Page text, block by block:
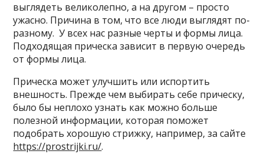
выглядеть великолепно, а на другом – просто
ужасно. Причина в том, что все люди выглядят по-
разному. У всех нас разные черты и формы лица.
Подходящая прическа зависит в первую очередь
от формы лица.
Прическа может улучшить или испортить
внешность. Прежде чем выбирать себе прическу,
было бы неплохо узнать как можно больше
полезной информации, которая поможет
подобрать хорошую стрижку, например, за сайте
https://prostrijki.ru/.